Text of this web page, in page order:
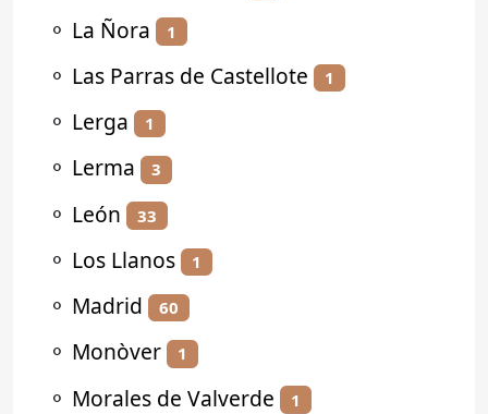
⚬ La Ñora 1
⚬ Las Parras de Castellote 1
⚬ Lerga 1
⚬ Lerma 3
⚬ León 33
⚬ Los Llanos 1
⚬ Madrid 60
⚬ Monòver 1
⚬ Morales de Valverde 1